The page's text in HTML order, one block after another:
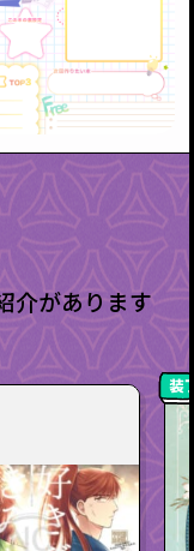
介があります